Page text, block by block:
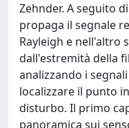
Zehnder. A seguito
propaga il segnale
Rayleigh e nell'altro
dall'estremità della
analizzando i
localizzare il punto
disturbo. Il primo
panoramica sui